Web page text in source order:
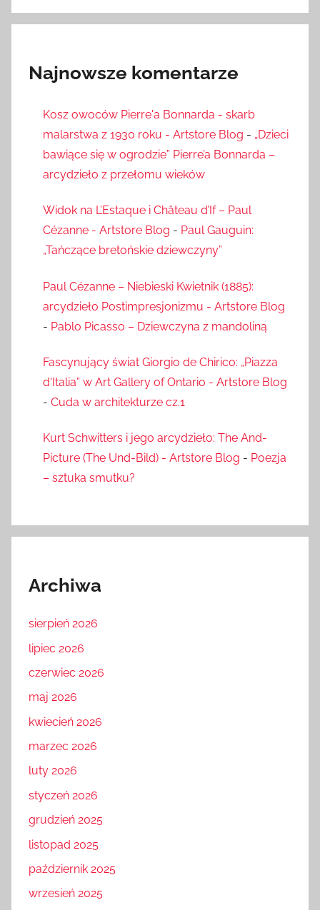
Najnowsze komentarze
Kosz owoców Pierre'a Bonnarda - skarb
malarstwa z 1930 roku - Artstore Blog - „Dzieci
bawiące się w ogrodzie” Pierre’a Bonnarda –
arcydzieło z przełomu wieków
Widok na L’Estaque i Château d’If – Paul
Cézanne - Artstore Blog - Paul Gauguin:
„Tańczące bretońskie dziewczyny”
Paul Cézanne – Niebieski Kwietnik (1885):
arcydzieło Postimpresjonizmu - Artstore Blog
- Pablo Picasso – Dziewczyna z mandoliną
Fascynujący świat Giorgio de Chirico: „Piazza
d'Italia” w Art Gallery of Ontario - Artstore Blog
- Cuda w architekturze cz.1
Kurt Schwitters i jego arcydzieło: The And-
Picture (The Und-Bild) - Artstore Blog - Poezja
– sztuka smutku?
Archiwa
sierpień 2026
lipiec 2026
czerwiec 2026
maj 2026
kwiecień 2026
marzec 2026
luty 2026
styczeń 2026
grudzień 2025
listopad 2025
październik 2025
wrzesień 2025